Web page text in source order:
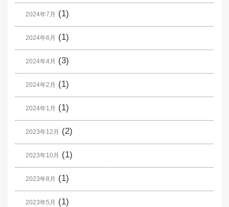
2024年7月 (1)
2024年6月 (1)
2024年4月 (3)
2024年2月 (1)
2024年1月 (1)
2023年12月 (2)
2023年10月 (1)
2023年8月 (1)
2023年5月 (1)